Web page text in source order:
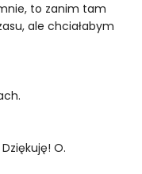
to zanim tam
ale chciałabym
O.